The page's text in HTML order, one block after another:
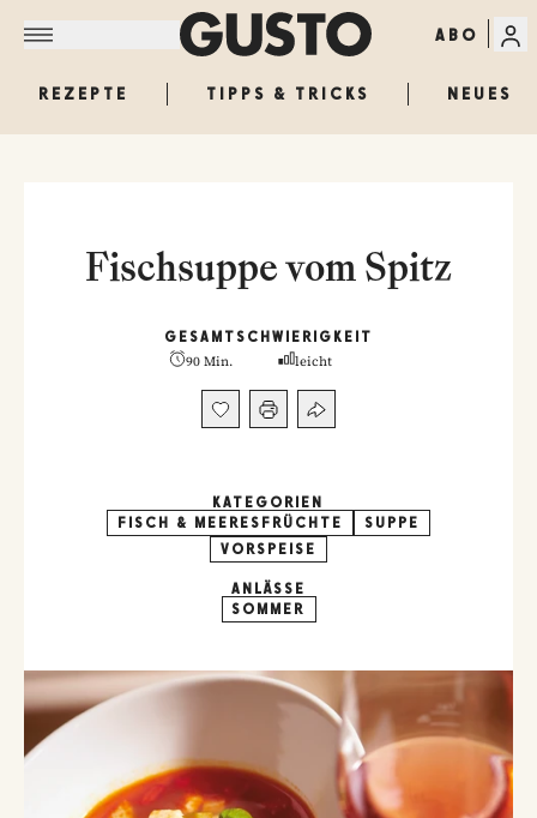
ABO
REZEPTE TIPPS & TRICKS NEUES
Fischsuppe vom Spitz
GESAMT
90 Min.
SCHWIERIGKEIT
leicht
KATEGORIEN
FISCH & MEERESFRÜCHTE
SUPPE
VORSPEISE
ANLÄSSE
SOMMER